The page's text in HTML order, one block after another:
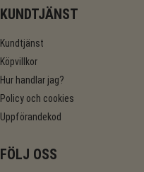
KUNDTJÄNST
Kundtjänst
Köpvillkor
Hur handlar jag?
Policy och cookies
Uppförandekod
FÖLJ OSS